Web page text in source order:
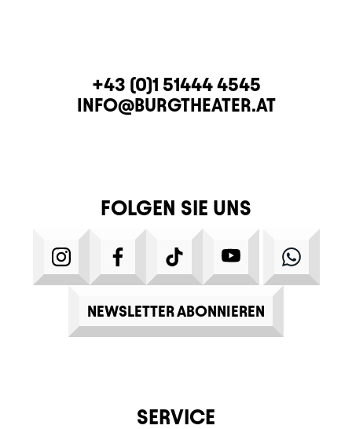
KONTAKTTELEFON
+43 (0)1 51444 4545
E-MAIL
INFO@BURGTHEATER.AT
FOLGEN SIE UNS
INSTAGRAMFACEBOOKTIKTOK YOUTUBE
NEWSLETTER ABONNIEREN
SERVICE